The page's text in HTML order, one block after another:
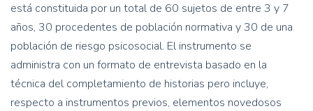
está constituida por un total de 60 sujetos de entre 3 y 7
años, 30 procedentes de población normativa y 30 de una
población de riesgo psicosocial. El instrumento se
administra con un formato de entrevista basado en la
técnica del completamiento de historias pero incluye,
respecto a instrumentos previos, elementos novedosos